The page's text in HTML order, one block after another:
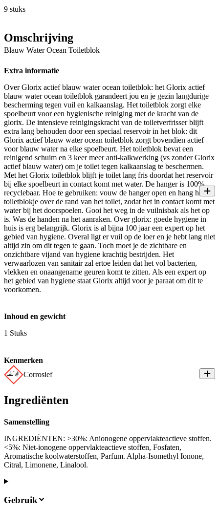
9 stuks
Omschrijving
Blauw Water Ocean Toiletblok
Extra informatie
Over Glorix actief blauw water ocean toiletblok: het Glorix actief
blauw water ocean toiletblok garandeert jou en je gezin langdurige
bescherming tegen vuil en kalkaanslag. Het toiletblok zorgt elke
spoelbeurt voor een hygienische reiniging met de kracht van de
glorix. De intensieve reinigingskracht van de toiletverfrisser blijft
extra lang behouden door een speciaal reservoir in het blok: dit
Glorix actief blauw water ocean toiletblok zorgt bovendien actief
voor blauw water na elke spoelbeurt. Het toiletblok bevat een
reinigend schuim en 3 keer meer anti-kalkwerking (vs zonder Glorix
actief blauw water) om je toilet tegen kalkaanslag te beschermen.
Met het Glorix toiletblok blijft je toilet lang fris doordat het reservoir
bij elke spoelbeurt in contact komt met water. De hanger is 100%
recyclebaar. Hoe te gebruiken: vouw de hanger open en hang het
toiletblokje over de rand van het toilet, zodat het in contact komt met
water bij het doorspoelen. Gooi het weg in de vuilnisbak als het op
is. Was de handen na het aanraken. Over glorix: goede hygiene in
huis is erg belangrijk. Glorix is al bijna 100 jaar een expert op het
gebied van hygiene. Overal ligt er vuil op de loer en je hebt lang niet
altijd zin om dit tegen te gaan. Toch moet je de zichtbare en
onzichtbare vijand van hygiene krachtig bestrijden. Het
verwaarlozen van sanitair zal ertoe leiden dat het vol bacterien,
vlekken en onaangename geuren komt te zitten. Als een expert op
het gebied van hygiene staat Glorix altijd voor je paraat om dit te
voorkomen.
Inhoud en gewicht
1 Stuks
Kenmerken
Corrosief
Ingrediënten
Samenstelling
INGREDIËNTEN: >30%: Anionogene oppervlakteactieve stoffen.
<5%: Niet-ionogene oppervlakteactieve stoffen, Fosfaten,
Aromatische koolwaterstoffen, Parfum. Alpha-Isomethyl Ionone,
Citral, Limonene, Linalool.
Gebruik